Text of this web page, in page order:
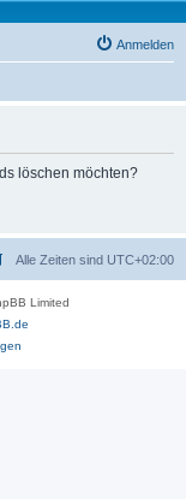
Anmelden
löschen möchten?
Alle Zeiten sind UTC+02:00
Limited